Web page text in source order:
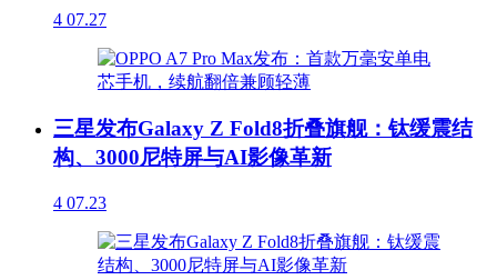
4 07.27
三星发布Galaxy Z Fold8折叠旗舰：钛缓震结
构、3000尼特屏与AI影像革新
4 07.23